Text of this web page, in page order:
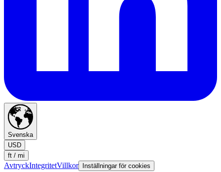
Svenska
USD
ft / mi
AvtryckIntegritetVillkor Inställningar för cookies